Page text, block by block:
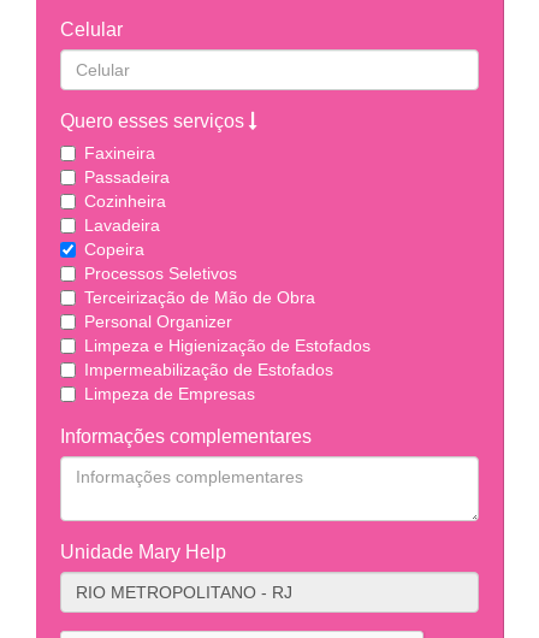
Celular
Quero esses serviços
Faxineira
Passadeira
Cozinheira
Lavadeira
Copeira
Processos Seletivos
Terceirização de Mão de Obra
Personal Organizer
Limpeza e Higienização de Estofados
Impermeabilização de Estofados
Limpeza de Empresas
Informações complementares
Unidade Mary Help